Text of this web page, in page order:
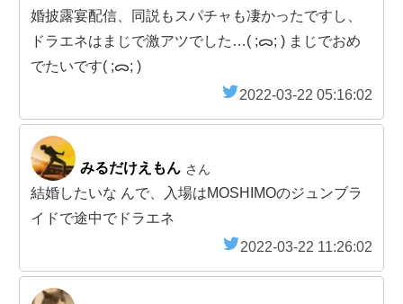
婚披露宴配信、同説もスパチャも凄かったですし、
ドラエネはまじで激アツでした…( ;ᯅ; ) まじでおめ
でたいです( ;ᯅ; )
2022-03-22 05:16:02
みるだけえもん さん
結婚したいな んで、入場はMOSHIMOのジュンブラ
イドで途中でドラエネ
2022-03-22 11:26:02